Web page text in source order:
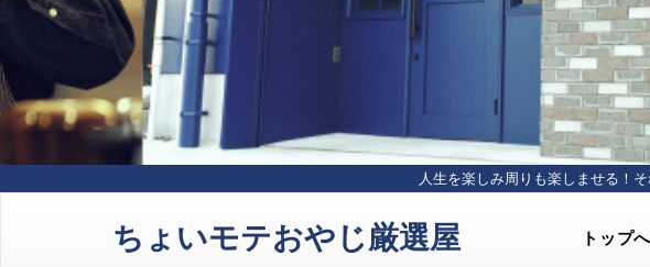
人生を楽しみ周りも楽しませる！
ちょいモテおやじ厳選屋 トップ